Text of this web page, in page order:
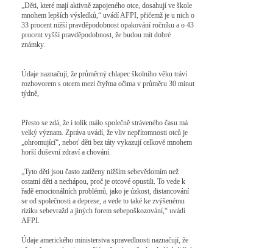
„Děti, které mají aktivně zapojeného otce, dosahují ve škole
mnohem lepších výsledků,“ uvádí AFPI, přičemž je u nich o
33 procent nižší pravděpodobnost opakování ročníku a o 43
procent vyšší pravděpodobnost, že budou mít dobré
známky.
Údaje naznačují, že průměrný chlapec školního věku tráví
rozhovorem s otcem mezi čtyřma očima v průměru 30 minut
týdně,
Přesto se zdá, že i tolik málo společně stráveného času má
velký význam. Zpráva uvádí, že vliv nepřítomnosti otců je
„ohromující“, neboť děti bez táty vykazují celkově mnohem
horší duševní zdraví a chování.
„Tyto děti jsou často zatíženy nižším sebevědomím než
ostatní děti a nechápou, proč je otcové opustili. To vede k
řadě emocionálních problémů, jako je úzkost, distancování
se od společnosti a deprese, a vede to také ke zvýšenému
riziku sebevražd a jiných forem sebepoškozování,“ uvádí
AFPI.
Údaje amerického ministerstva spravedlnosti naznačují, že